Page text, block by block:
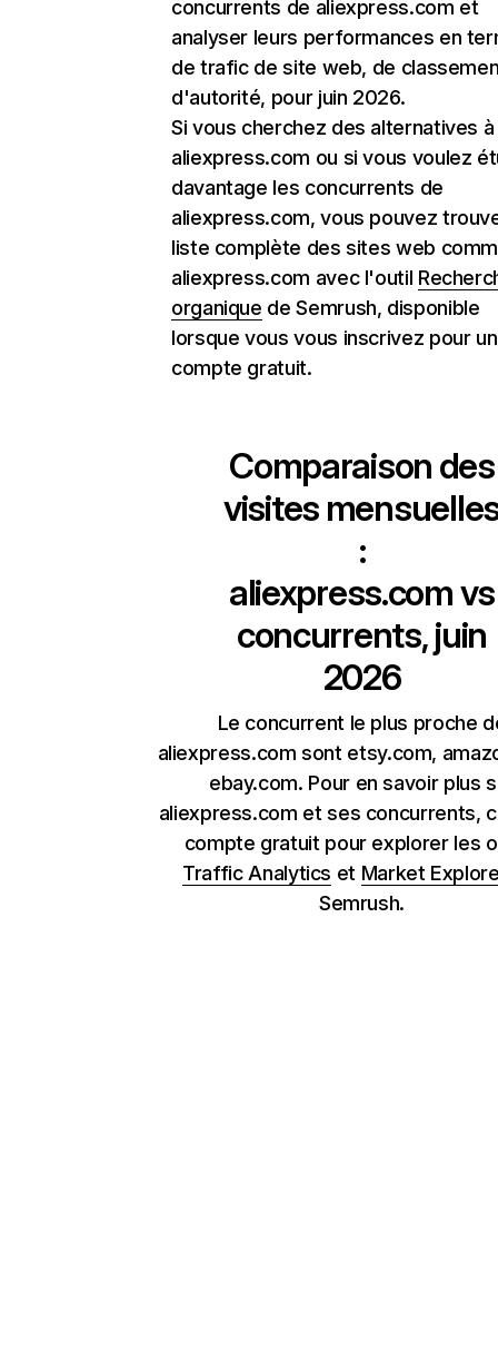
concurrents de aliexpress.com et
analyser leurs performances en
de trafic de site web, de
d'autorité, pour juin 2026.
Si vous cherchez des alternatives à
aliexpress.com ou si vous voulez
davantage les concurrents de
aliexpress.com, vous pouvez
liste complète des sites web
aliexpress.com avec l'outil
organique de Semrush, disponible
lorsque vous vous inscrivez pour un
compte gratuit.
Comparaison des
visites
:
aliexpress.comvs
concurrents, juin
2026
Le concurrent le plus proche
aliexpress.com sont etsy.com,
ebay.com. Pour en savoir plus
aliexpress.com et ses concurrents,
compte gratuit pour explorer les
Traffic Analytics et Market
Semrush.